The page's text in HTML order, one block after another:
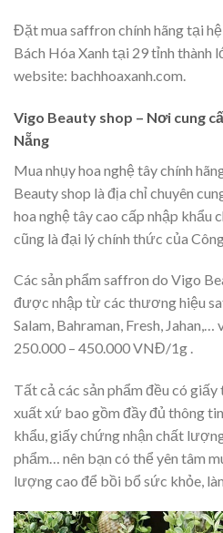
Đặt mua saffron chính hãng tại
Bách Hóa Xanh tại 29 tỉnh thành
website: bachhoaxanh.com.
Vigo Beauty shop – Nơi cung
Nẵng
Mua nhụy hoa nghệ tây chính
Beauty shop là địa chỉ chuyên
hoa nghệ tây cao cấp nhập khẩu
cũng là đại lý chính thức của
Các sản phẩm saffron do Vigo
được nhập từ các thương hiệu
Salam, Bahraman, Fresh,
250.000 – 450.000 VNĐ/1g .
Tất cả các sản phẩm đều có
xuất xứ bao gồm đầy đủ thông
khẩu, giấy chứng nhận chất
phẩm… nên bạn có thể yên tâm
lượng cao để bồi bổ sức khỏe,